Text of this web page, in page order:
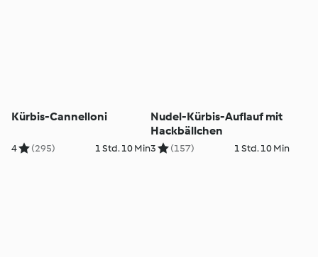
Kürbis-Cannelloni
4 (295) 1 Std. 10 Min
Nudel-Kürbis-Auflauf mit
Hackbällchen
3 (157) 1 Std. 10 Min